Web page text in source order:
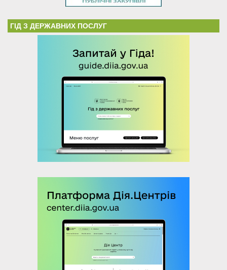
ГІД З ДЕРЖАВНИХ ПОСЛУГ